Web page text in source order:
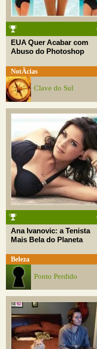
EUA Quer Acabar com
Abuso do Photoshop
NotÃ­cias
Clave do Sul
Ana Ivanovic: a Tenista
Mais Bela do Planeta
Beleza
Ponto Perdido